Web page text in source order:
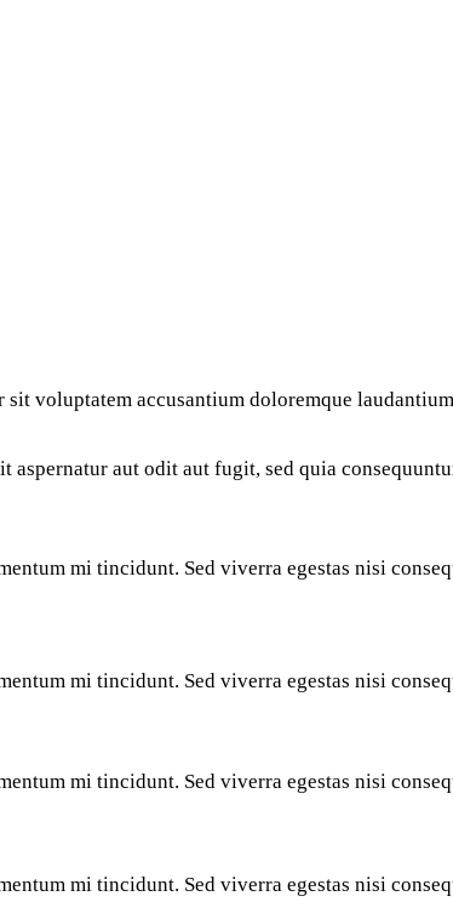
voluptatem accusantium doloremque
aspernatur aut odit aut fugit, sed quia
mi tincidunt. Sed viverra egestas nisi
mi tincidunt. Sed viverra egestas nisi
mi tincidunt. Sed viverra egestas nisi
mi tincidunt. Sed viverra egestas nisi